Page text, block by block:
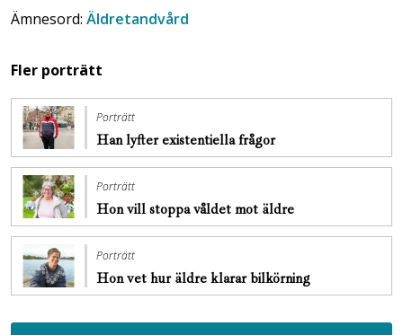
Ämnesord: Äldretandvård
Fler porträtt
Porträtt
Han lyfter existentiella frågor
Porträtt
Hon vill stoppa ­våldet mot äldre
Porträtt
Hon vet hur äldre klarar bilkörning